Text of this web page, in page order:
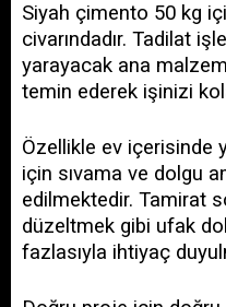
Siyah çimento 50 kg
civarındadır. Tadilat
yarayacak ana
temin ederek işinizi
Özellikle ev içerisinde
için sıvama ve dolgu
edilmektedir. Tamirat
düzeltmek gibi ufak
fazlasıyla ihtiyaç